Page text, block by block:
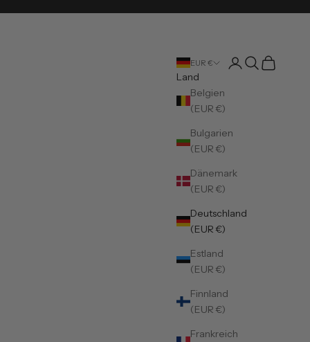
EUR €
Land
Belgien
(EUR €)
Bulgarien
(EUR €)
Dänemark
(EUR €)
Deutschland
(EUR €)
Estland
(EUR €)
Finnland
(EUR €)
Frankreich
Suche öffnen